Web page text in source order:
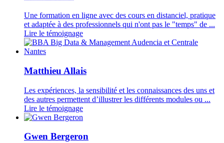
Une formation en ligne avec des cours en distanciel, pratique
et adaptée à des professionnels qui n'ont pas le "temps" de ...
Lire le témoignage
Matthieu Allais
Les expériences, la sensibilité et les connaissances des uns et
des autres permettent d’illustrer les différents modules ou ...
Lire le témoignage
Gwen Bergeron